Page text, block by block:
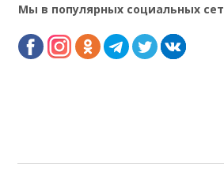
Мы в популярных социальных